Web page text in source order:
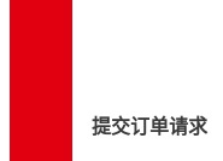
提交订单请求